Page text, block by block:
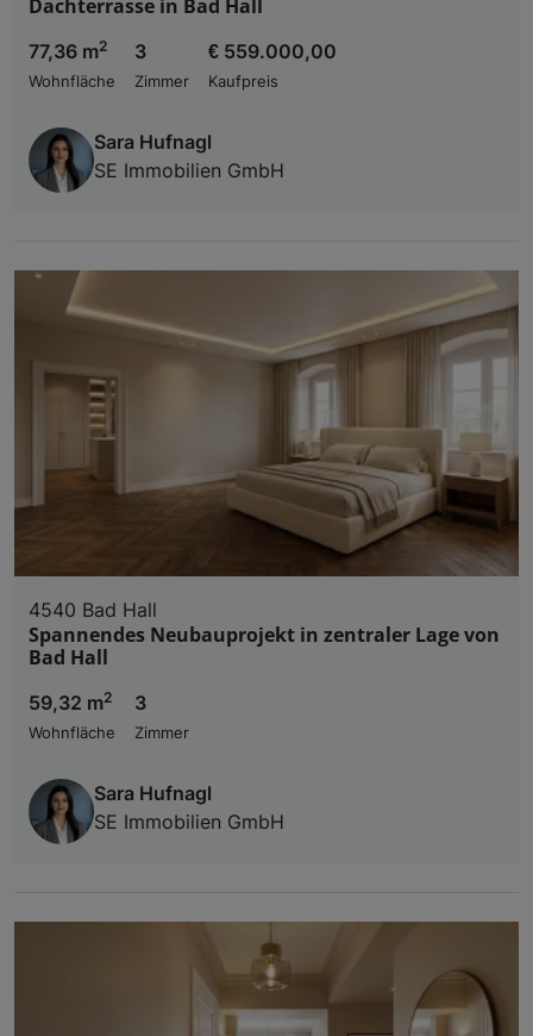
Dachterrasse in Bad Hall
77,36 m2
Wohnfläche
3
Zimmer
€ 559.000,00
Kaufpreis
Sara Hufnagl
SE Immobilien GmbH
4540 Bad Hall
Spannendes Neubauprojekt in zentraler Lage von
Bad Hall
59,32 m2
Wohnfläche
3
Zimmer
Sara Hufnagl
SE Immobilien GmbH